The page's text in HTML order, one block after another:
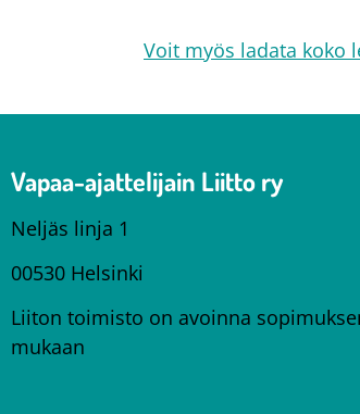
Voit myös ladata koko
Vapaa-ajattelijain Liitto ry
Neljäs linja 1
00530 Helsinki
Liiton toimisto on avoinna
mukaan